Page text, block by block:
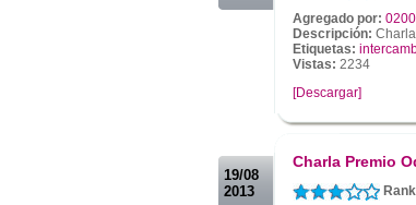
Agregado por:
Descripción:
Etiquetas:
Vistas: 2234
[Descargar]
19/08
2013
Charla Premio